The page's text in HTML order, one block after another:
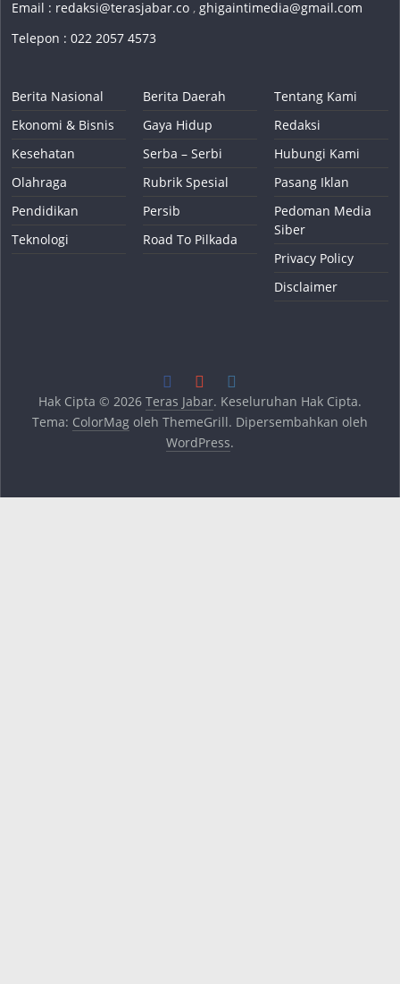
Email : redaksi@terasjabar.co ,ghigaintimedia@gmail.com
Telepon : 022 2057 4573
Berita Nasional
Ekonomi & Bisnis
Kesehatan
Olahraga
Pendidikan
Teknologi
Berita Daerah
Gaya Hidup
Serba – Serbi
Rubrik Spesial
Persib
Road To Pilkada
Tentang Kami
Redaksi
Hubungi Kami
Pasang Iklan
Pedoman Media
Siber
Privacy Policy
Disclaimer
Hak Cipta © 2026 Teras Jabar. Keseluruhan Hak Cipta.
Tema: ColorMagoleh ThemeGrill. Dipersembahkan oleh
WordPress.